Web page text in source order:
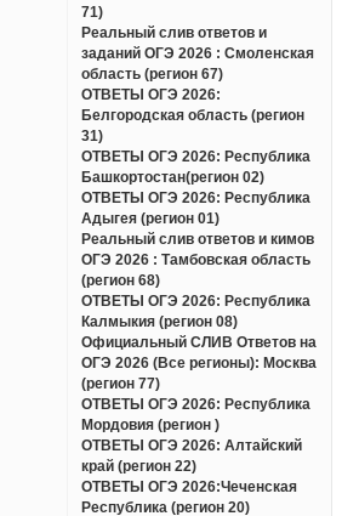
71)
Реальный слив ответов и
заданий ОГЭ 2026 : Смоленская
область (регион 67)
ОТВЕТЫ ОГЭ 2026:
Белгородская область (регион
31)
ОТВЕТЫ ОГЭ 2026: Республика
Башкортостан(регион 02)
ОТВЕТЫ ОГЭ 2026: Республика
Адыгея (регион 01)
Реальный слив ответов и кимов
ОГЭ 2026 : Тамбовская область
(регион 68)
ОТВЕТЫ ОГЭ 2026: Республика
Калмыкия (регион 08)
Официальный СЛИВ Ответов на
ОГЭ 2026 (Все регионы): Москва
(регион 77)
ОТВЕТЫ ОГЭ 2026: Республика
Мордовия (регион )
ОТВЕТЫ ОГЭ 2026: Алтайский
край (регион 22)
ОТВЕТЫ ОГЭ 2026:Чеченская
Республика (регион 20)